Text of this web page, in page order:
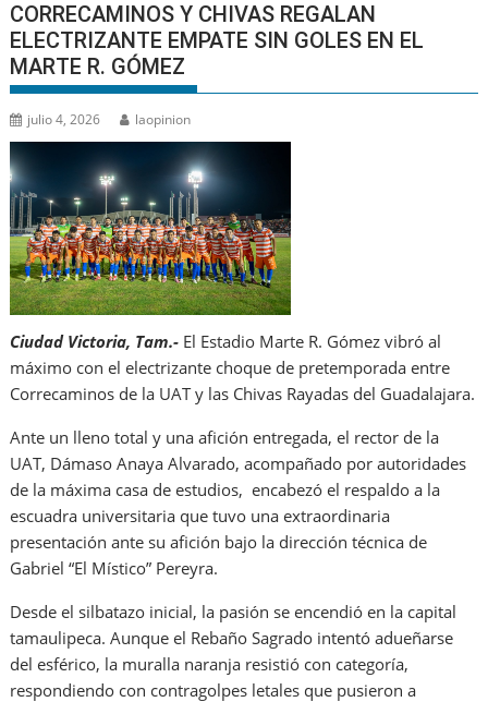
CORRECAMINOS Y CHIVAS REGALAN
ELECTRIZANTE EMPATE SIN GOLES EN EL
MARTE R. GÓMEZ
julio 4, 2026 laopinion
Ciudad Victoria, Tam.- El Estadio Marte R. Gómez vibró al
máximo con el electrizante choque de pretemporada entre
Correcaminos de la UAT y las Chivas Rayadas del Guadalajara.
Ante un lleno total y una afición entregada, el rector de la
UAT, Dámaso Anaya Alvarado, acompañado por autoridades
de la máxima casa de estudios, encabezó el respaldo a la
escuadra universitaria que tuvo una extraordinaria
presentación ante su afición bajo la dirección técnica de
Gabriel “El Místico” Pereyra.
Desde el silbatazo inicial, la pasión se encendió en la capital
tamaulipeca. Aunque el Rebaño Sagrado intentó adueñarse
del esférico, la muralla naranja resistió con categoría,
respondiendo con contragolpes letales que pusieron a